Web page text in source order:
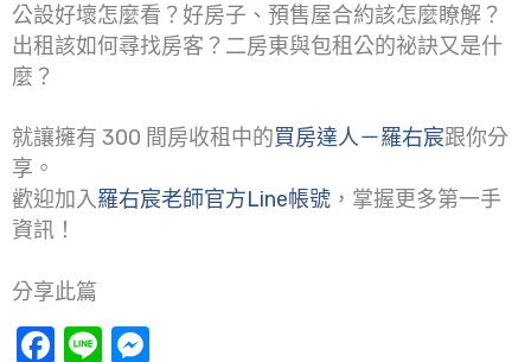
公設好壞怎麼看？好房子、預售屋合約該怎麼瞭解？
出租該如何尋找房客？二房東與包租公的祕訣又是什
麼？
就讓擁有 300 間房收租中的買房達人－羅右宸跟你分
享。
歡迎加入羅右宸老師官方Line帳號 ，掌握更多第一手
資訊！
分享此篇
Facebook
Line